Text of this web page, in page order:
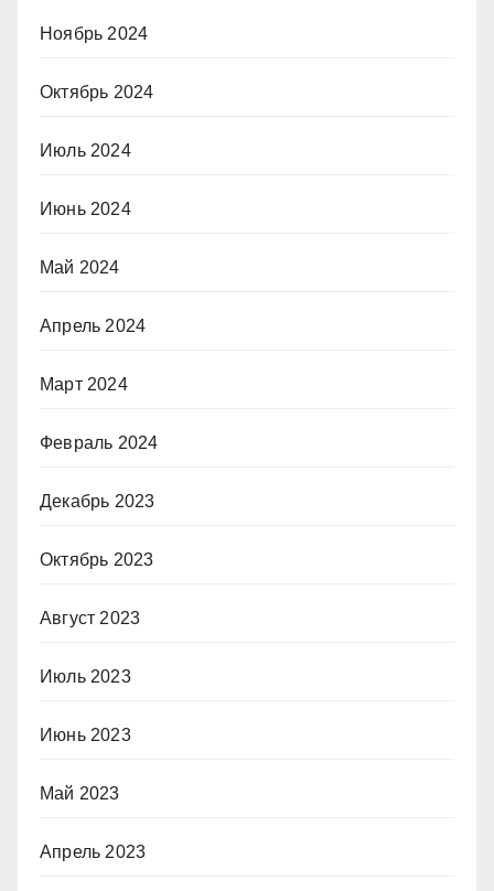
Ноябрь 2024
Октябрь 2024
Июль 2024
Июнь 2024
Май 2024
Апрель 2024
Март 2024
Февраль 2024
Декабрь 2023
Октябрь 2023
Август 2023
Июль 2023
Июнь 2023
Май 2023
Апрель 2023